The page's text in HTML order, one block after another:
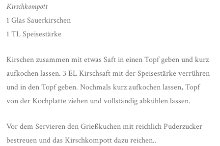
Kirschkompott
1 Glas Sauerkirschen
1 TL Speisestärke
Kirschen zusammen mit etwas Saft in einen Topf geben und kurz
aufkochen lassen. 3 EL Kirschsaft mit der Speisestärke verrühren
und in den Topf geben. Nochmals kurz aufkochen lassen, Topf
von der Kochplatte ziehen und vollständig abkühlen lassen.
Vor dem Servieren den Grießkuchen mit reichlich Puderzucker
bestreuen und das Kirschkompott dazu reichen..